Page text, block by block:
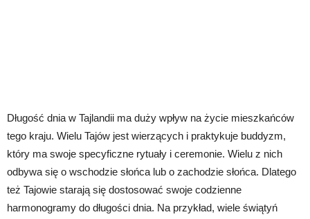
Długość dnia w Tajlandii ma duży wpływ na życie mieszkańców
tego kraju. Wielu Tajów jest wierzących i praktykuje buddyzm,
który ma swoje specyficzne rytuały i ceremonie. Wielu z nich
odbywa się o wschodzie słońca lub o zachodzie słońca. Dlatego
też Tajowie starają się dostosować swoje codzienne
harmonogramy do długości dnia. Na przykład, wiele świątyń